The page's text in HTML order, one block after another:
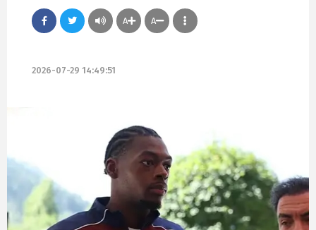
A A
2026-07-29 14:49:51